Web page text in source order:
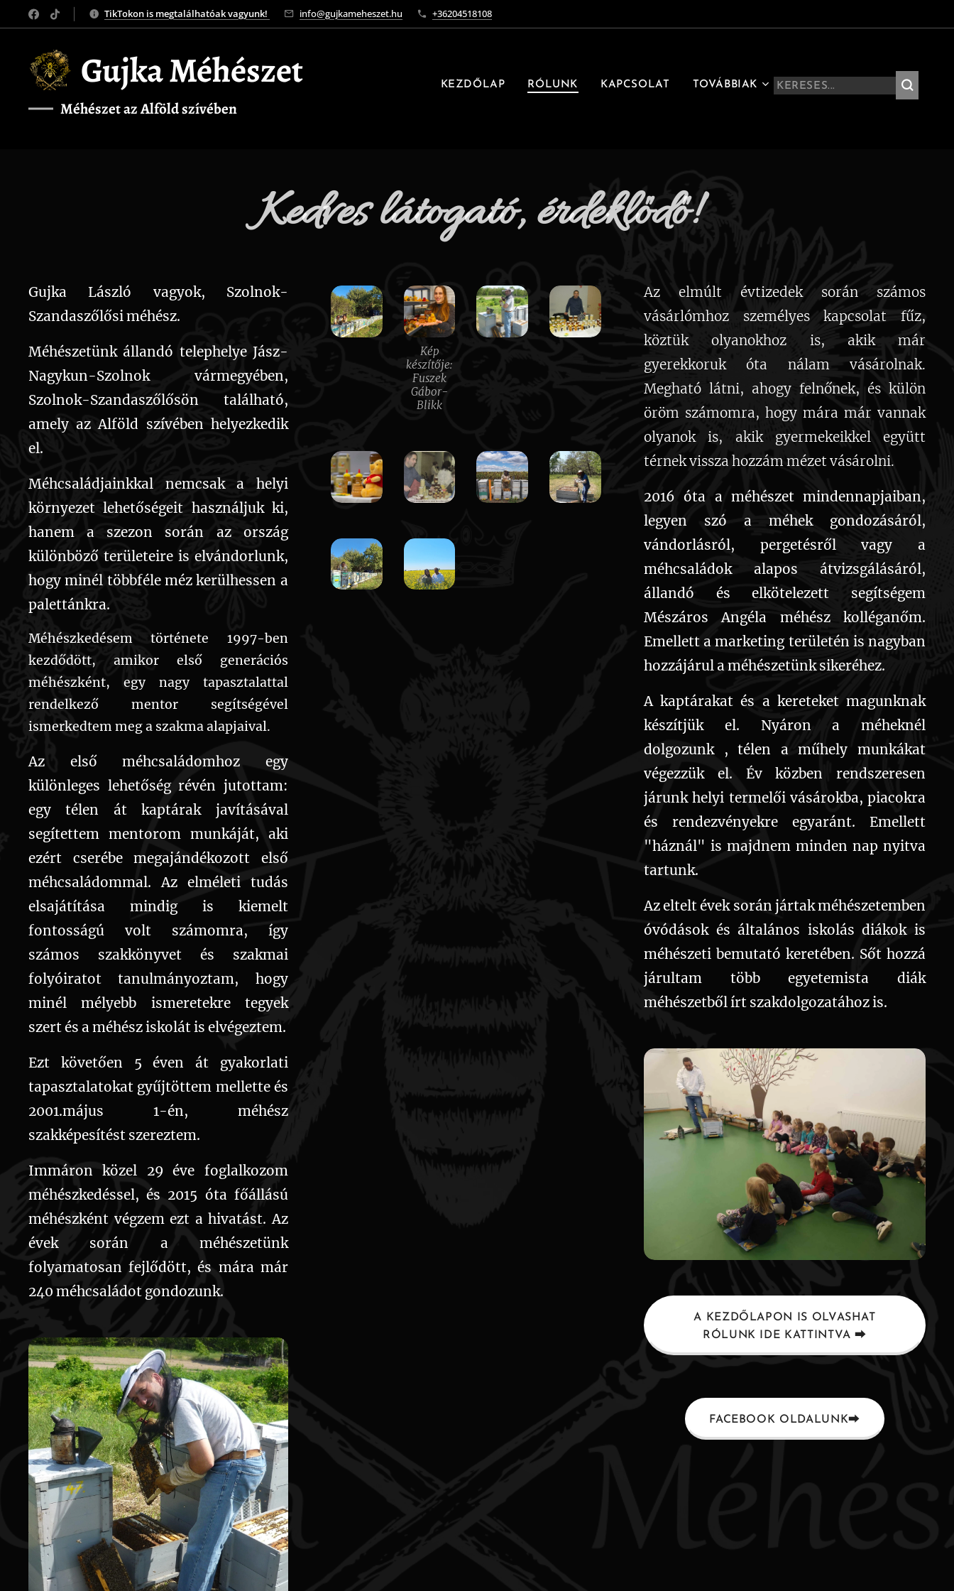
TikTokon is megtalálhatóak vagyunk! info@gujkameheszet.hu +36204518108
Gujka Méhészet
Méhészet az Alföld szívében
KEZDŐLAP RÓLUNK KAPCSOLAT TOVÁBBIAK
Kedves látogató, érdeklődő!
Gujka László vagyok, Szolnok-
Szandaszőlősi méhész.
Méhészetünk állandó telephelye Jász-
Nagykun-Szolnok vármegyében,
Szolnok-Szandaszőlősön található,
amely az Alföld szívében helyezkedik
el.
Méhcsaládjainkkal nemcsak a helyi
környezet lehetőségeit használjuk ki,
hanem a szezon során az ország
különböző területeire is elvándorlunk,
hogy minél többféle méz kerülhessen a
palettánkra.
Méhészkedésem története 1997-ben
kezdődött, amikor első generációs
méhészként, egy nagy tapasztalattal
rendelkező mentor segítségével
ismerkedtem meg a szakma alapjaival.
Az első méhcsaládomhoz egy
különleges lehetőség révén jutottam:
egy télen át kaptárak javításával
segítettem mentorom munkáját, aki
ezért cserébe megajándékozott első
méhcsaládommal. Az elméleti tudás
elsajátítása mindig is kiemelt
fontosságú volt számomra, így
számos szakkönyvet és szakmai
folyóiratot tanulmányoztam, hogy
minél mélyebb ismeretekre tegyek
szert és a méhész iskolát is elvégeztem.
Ezt követően 5 éven át gyakorlati
tapasztalatokat gyűjtöttem mellette és
2001.május 1-én,
méhész
szakképesítést szereztem.
Immáron közel 29 éve foglalkozom
méhészkedéssel, és 2015 óta főállású
méhészként végzem ezt a hivatást. Az
évek során a méhészetünk
folyamatosan fejlődött, és mára már
240 méhcsaládot gondozunk.
Kép
készítője:
Fuszek
Gábor-
Blikk
Az elmúlt évtizedek során számos
vásárlómhoz személyes kapcsolat fűz,
köztük olyanokhoz is, akik már
gyerekkoruk óta nálam vásárolnak.
Megható látni, ahogy felnőnek, és külön
öröm számomra, hogy mára már vannak
olyanok is, akik gyermekeikkel együtt
térnek vissza hozzám mézet vásárolni.
2016 óta a méhészet mindennapjaiban,
legyen szó a méhek gondozásáról,
vándorlásról, pergetésről vagy a
méhcsaládok alapos átvizsgálásáról,
állandó és elkötelezett segítségem
Mészáros Angéla méhész kolléganőm.
Emellett a marketing területén is nagyban
hozzájárul a méhészetünk sikeréhez.
A kaptárakat és a kereteket magunknak
készítjük el. Nyáron a méheknél
dolgozunk , télen a műhely munkákat
végezzük el. Év közben rendszeresen
járunk helyi termelői vásárokba, piacokra
és rendezvényekre egyaránt. Emellett
"háznál" is majdnem minden nap nyitva
tartunk.
Az eltelt évek során jártak méhészetemben
óvódások és általános iskolás diákok is
méhészeti bemutató keretében. Sőt hozzá
járultam több egyetemista diák
méhészetből írt szakdolgozatához is.
A KEZDŐLAPON IS OLVASHAT
RÓLUNK IDE KATTINTVA ⮕
FACEBOOK OLDALUNK⮕